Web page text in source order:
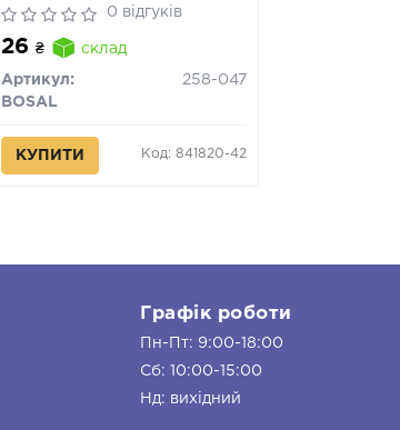
Antara/Suzuki/Nissan/Honda/Mazda
0 відгуків
26 ₴ склад
Артикул:
258-047
BOSAL
КУПИТИ Код: 841820-42
Графік роботи
Пн-Пт: 9:00-18:00
Сб: 10:00-15:00
Нд: вихідний